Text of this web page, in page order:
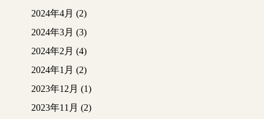
2024年4月 (2)
2024年3月 (3)
2024年2月 (4)
2024年1月 (2)
2023年12月 (1)
2023年11月 (2)